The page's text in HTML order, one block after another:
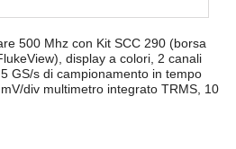
500 Mhz con Kit SCC 290 (borsa
display a colori, 2 canali
GS/s di campionamento in tempo
div multimetro integrato TRMS, 10